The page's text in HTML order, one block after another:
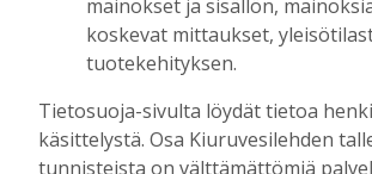
viikolla – luvassa on
ohjelmaa
Aku Laatikainen 29.7.2026
Äiti ja tytär kirjoittavat
mainokset ja sisällön,
koskevat mittaukset,
tuotekehityksen.
Tietosuoja-sivulta löydät tietoa
käsittelystä. Osa Kiuruvesilehden
tunnisteista on välttämättömiä